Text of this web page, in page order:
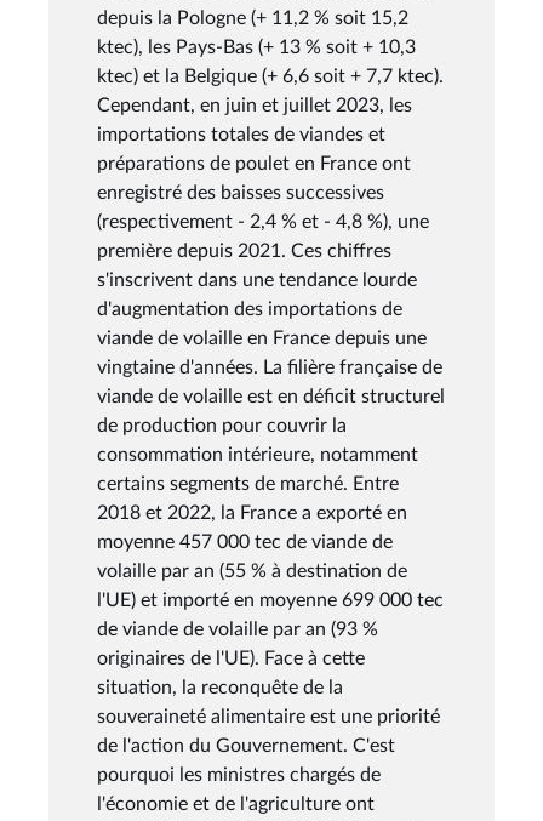
depuis la Pologne (+ 11,2 % soit 15,2
ktec), les Pays-Bas (+ 13 % soit + 10,3
ktec) et la Belgique (+ 6,6 soit + 7,7 ktec).
Cependant, en juin et juillet 2023, les
importations totales de viandes et
préparations de poulet en France ont
enregistré des baisses successives
(respectivement - 2,4 % et - 4,8 %), une
première depuis 2021. Ces chiffres
s'inscrivent dans une tendance lourde
d'augmentation des importations de
viande de volaille en France depuis une
vingtaine d'années. La filière française de
viande de volaille est en déficit structurel
de production pour couvrir la
consommation intérieure, notamment
certains segments de marché. Entre
2018 et 2022, la France a exporté en
moyenne 457 000 tec de viande de
volaille par an (55 % à destination de
l'UE) et importé en moyenne 699 000 tec
de viande de volaille par an (93 %
originaires de l'UE). Face à cette
situation, la reconquête de la
souveraineté alimentaire est une priorité
de l'action du Gouvernement. C'est
pourquoi les ministres chargés de
l'économie et de l'agriculture ont